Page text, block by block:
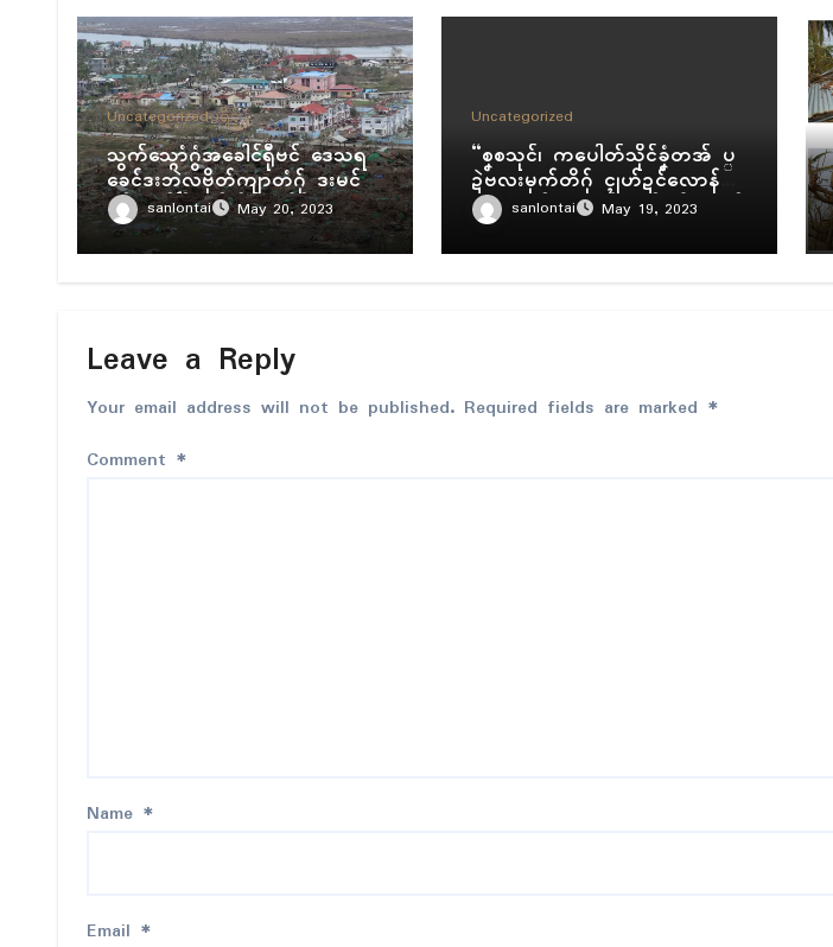
Uncategorizedပရိုၚ်
သွက်သ္ဂောံဂွံအခေါၚ်ရီုဗၚ် ဒေသရ
ခေၚ်ဒးဘဲလဗိုတ်ကျာတံဂှ် ဒးမၚ်
ဒၟံၚ် ကံၚ်ဇြဳပၞာန်ကဵုအခေါၚ်
sanlontai May 20, 2023
Uncategorized
“စၞစသုၚ်၊ ကပေါတ်သိုၚ်ခၞံတအ် ပ္
ဍဲဗလးမုက်တိဂှ် ၚုဟ်ဍၚ်လောန်ဒၟံၚ်
ရ။ တုဲပၠန် ညးဍုၚ်ကွာန် ပါဲဘဲပၞာန်
တအ် ရာန်စဟွံမာန်ရပုဟ်။ လှုဲလုပ်
ညးတအ်လေဝ်ဟၟဲ၊ အခိၚ်သ္ၚိဟၟဲ၊ ဌာ
sanlontai May 19, 2023
Leave a Reply
Your email address will not be published. Required fields are marked *
Comment *
Name *
Email *